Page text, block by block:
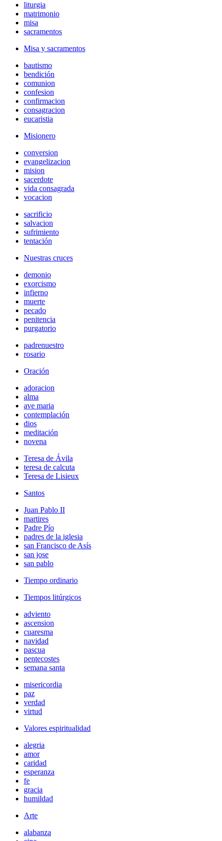
liturgia
matrimonio
misa
sacramentos
Misa y sacramentos
bautismo
bendición
comunion
confesion
confirmacion
consagracion
eucaristia
Misionero
conversion
evangelizacion
mision
sacerdote
vida consagrada
vocacion
sacrificio
salvacion
sufrimiento
tentación
Nuestras cruces
demonio
exorcismo
infierno
muerte
pecado
penitencia
purgatorio
padrenuestro
rosario
Oración
adoracion
alma
ave maria
contemplación
dios
meditación
novena
Teresa de Ávila
teresa de calcuta
Teresa de Lisieux
Santos
Juan Pablo II
martires
Padre Pío
padres de la iglesia
san Francisco de Asís
san jose
san pablo
Tiempo ordinario
Tiempos litúrgicos
adviento
ascension
cuaresma
navidad
pascua
pentecostes
semana santa
misericordia
paz
verdad
virtud
Valores espiritualidad
alegria
amor
caridad
esperanza
fe
gracia
humildad
Arte
alabanza